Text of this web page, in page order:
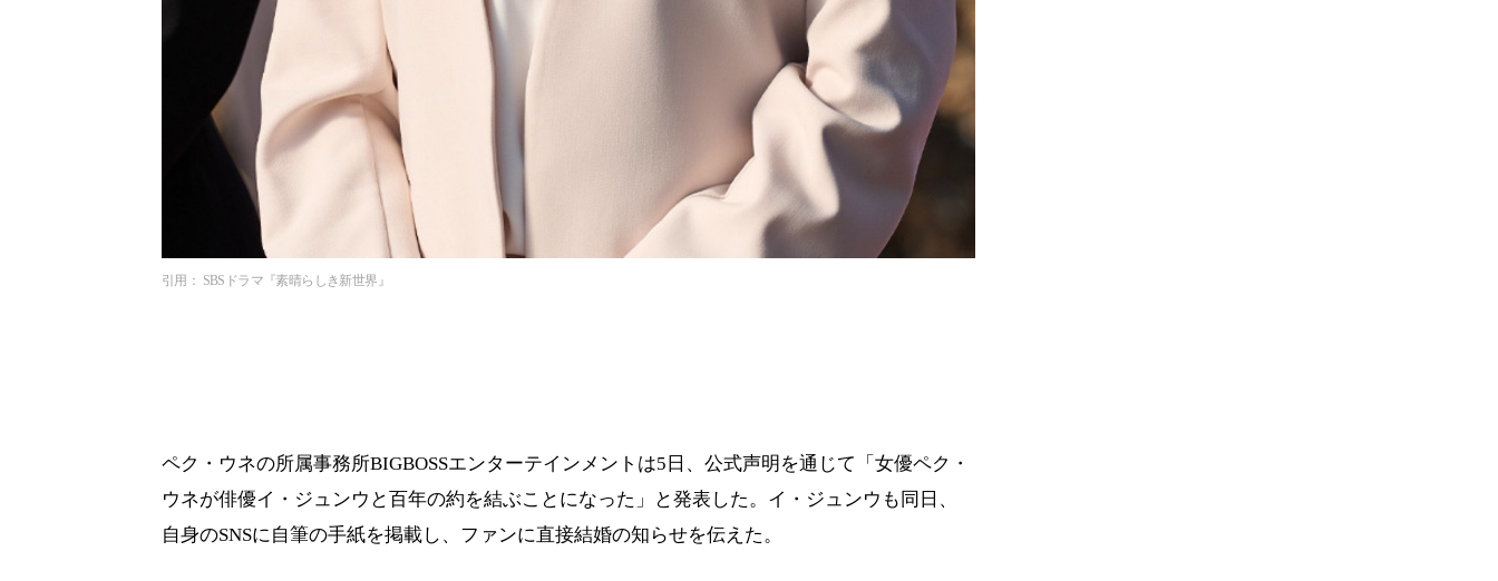
引用： SBSドラマ『素晴らしき新世界』
ペク・ウネの所属事務所BIGBOSSエンターテインメントは5日、公式声明を通じて「女優ペク・
ウネが俳優イ・ジュンウと百年の約を結ぶことになった」と発表した。イ・ジュンウも同日、
自身のSNSに自筆の手紙を掲載し、ファンに直接結婚の知らせを伝えた。